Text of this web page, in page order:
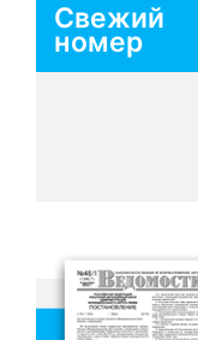
Свежий
номер